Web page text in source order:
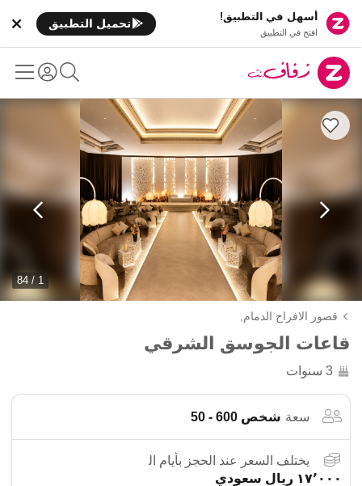
أسهل في التطبيق!
افتح في التطبيق
تحميل التطبيق
1 / 84
قصور الافراح الدمام,
قاعات الجوسق الشرقي
3 سنوات
سعة شخص 600 - 50
يختلف السعر عند الحجز بأيام العطل و نهاية الاسبوع؟
١٧٬٠٠٠ ريال سعودي